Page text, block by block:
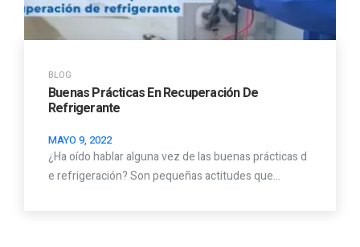
BLOG
Buenas Prácticas En Recuperación De
Refrigerante
MAYO 9, 2022
¿Ha oído hablar alguna vez de las buenas prácticas d
e refrigeración? Son pequeñas actitudes que…